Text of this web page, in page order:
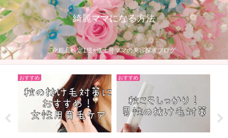
綺麗ママになる方法
化粧品検定1級×修士号ママの美容探求ブログ
おすすめ おすすめ